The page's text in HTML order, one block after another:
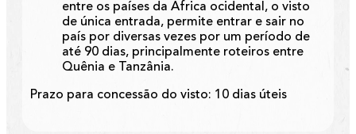
entre os países da Africa ocidental, o visto
de única entrada, permite entrar e sair no
país por diversas vezes por um período de
até 90 dias, principalmente roteiros entre
Quênia e Tanzânia.
Prazo para concessão do visto: 10 dias úteis